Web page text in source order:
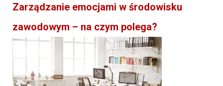
Zarządzanie emocjami w środowisku
zawodowym – na czym polega?